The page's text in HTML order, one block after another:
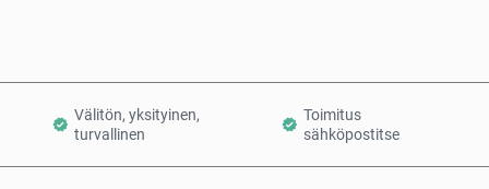
Välitön, yksityinen,
turvallinen
Toimitus
sähköpostitse